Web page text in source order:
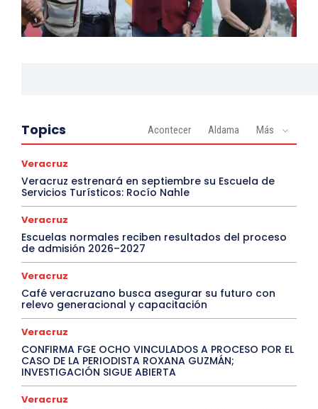
Topics Acontecer Aldama Más
Veracruz
Veracruz estrenará en septiembre su Escuela de
Servicios Turísticos: Rocío Nahle
Veracruz
Escuelas normales reciben resultados del proceso
de admisión 2026–2027
Veracruz
Café veracruzano busca asegurar su futuro con
relevo generacional y capacitación
Veracruz
CONFIRMA FGE OCHO VINCULADOS A PROCESO POR EL
CASO DE LA PERIODISTA ROXANA GUZMÁN;
INVESTIGACIÓN SIGUE ABIERTA
Veracruz